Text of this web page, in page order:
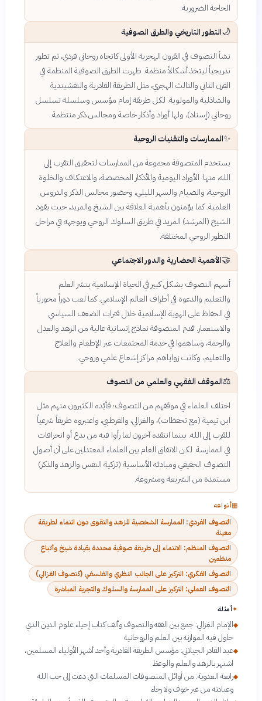
الحاجة الضرورية.
🌙التطور التاريخي والطرق الصوفية
نشأ التصوف في القرون الهجرية الأولى كاتجاه روحاني فردي، ثم تطور
تدريجياً ليتخذ أشكالاً منظمة. ظهرت الطرق الصوفية المنظمة في
القرن الثاني والثالث الهجري، مثل الطريقة القادرية والنقشبندية
والشاذلية والمولوية. لكل طريقة إمام مؤسس وسلسلة تسلسل
روحاني (إسناد)، ولها أوراد وأذكار خاصة ومجالس ذكر منتظمة.
✨الممارسات والتقنيات الروحية
يستخدم المتصوفة مجموعة من الممارسات لتحقيق التقرب إلى
الله، منها: الأوراد اليومية والأذكار المخصصة، والاعتكاف والخلوة
الروحية، والصيام والسهر الليلي، وحضور مجالس الذكر والدروس
العلمية. كما يؤمنون بأهمية العلاقة بين الشيخ والمريد، حيث يقود
الشيخ (المرشد) المريد في طريق السلوك الروحي ويوجهه في مراحل
التطور الروحي المختلفة.
🤝الأهمية الحضارية والدور الاجتماعي
أسهم التصوف بشكل كبير في الحياة الإسلامية بنشر العلم
والتعليم والدعوة في أطراف العالم الإسلامي. كما لعب دوراً محورياً
في الحفاظ على الهوية الإسلامية خلال فترات الضعف السياسي
والاستعمار. قدم المتصوفة نماذج إنسانية عالية من الزهد والعدل
والرحمة، وساهموا في خدمة المجتمعات عبر الإطعام والعلاج
والتعليم، وكانت زواياهم مراكز إشعاع علمي وروحي.
⚖️الموقف الفقهي والعلمي من التصوف
اختلف العلماء في موقفهم من التصوف؛ فأيّده الكثيرون منهم مثل
ابن تيمية (مع تحفظات)، والغزالي، والقرطبي، واعتبروه طريقاً شرعياً
للقرب إلى الله. بينما انتقده آخرون لما رأوا فيه من بدع أو انحرافات
في الممارسة. لكن الاتفاق العام بين العلماء المعتدلين على أن أصول
التصوف الحقيقي ومبادئه الأساسية (تزكية النفس والزهد والذكر)
مستمدة من الشريعة ومشروعة.
▦أنواعه
التصوف الفردي: الممارسة الشخصية للزهد والتقوى دون انتماء لطريقة
معينة
التصوف المنظم: الانتماء إلى طريقة صوفية محددة بقيادة شيخ وأتباع
منظمين
التصوف الفكري: التركيز على الجانب النظري والفلسفي (كتصوف الغزالي)
التصوف العملي: التركيز على الممارسة والسلوك والتجربة المباشرة
✦أمثلة
◆الإمام الغزالي: جمع بين الفقه والتصوف وألف كتاب إحياء علوم الدين الذي
حاول فيه الموازنة بين العلم والروحانية
◆عبد القادر الجيلاني: مؤسس الطريقة القادرية وأحد أشهر الأولياء المسلمين،
اشتهر بالزهد والعلم والوعظ
◆رابعة العدوية: من أوائل المتصوفات المسلمات التي دعت إلى حب الله
وعبادته من غير خوف ولا رجاء